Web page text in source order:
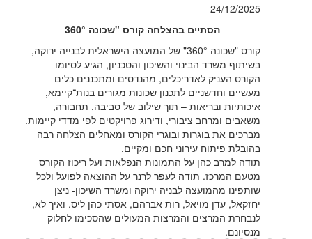
24/12/2025
הסתיים בהצלחה קורס "שכונה 360°
קורס "שכונה 360°" של המועצה הישראלית לבנייה ירוקה,
בשיתוף משרד הבינוי והשיכון והטכניון, הגיע לסיומו
הקורס העניק לאדריכלים, מהנדסים ומתכננים כלים
מעשיים וחדשניים לתכנון שכונות מגורים בנות־קיימא,
איכותיות ובריאות – תוך שילוב של סביבה, תחבורה,
משאבים ומרחב ציבורי, ודירוג פרויקטים לפי מדדי קיימות.
מברכים את בוגרות ובוגרי הקורס ומאחלים הצלחה רבה
בהובלת פיתוח עירוני חכם ומקיים.
תודה למרב כהן על התמונות הנפלאות ועל ריכוז הקורס
מטעם המרכז. תודה לעפר לרנר על ההוצאה לפועל ולכל
שותפינו מהמועצה לבניה ירוקה ומשרד השיכון- ניצן
יחזקאל, עדן מויאל, רות אברהם, אסתי כהן ליס. ואיך לא,
לנבחרת המרצים והמרצות המעולים שהסכימו לחלוק
מנסיונם.